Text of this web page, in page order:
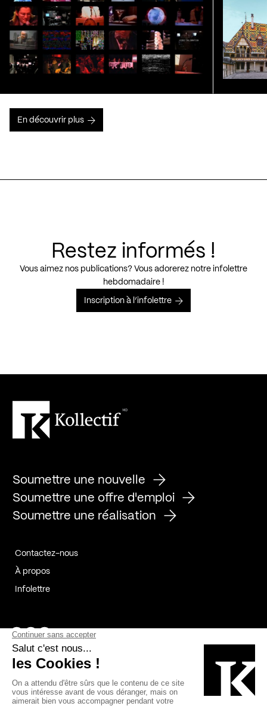
En découvrir plus
Restez informés !
Vous aimez nos publications? Vous adorerez notre infolettre
hebdomadaire !
Inscription à l’infolettre
Soumettre une nouvelle
Soumettre une offre d'emploi
Soumettre une réalisation
Contactez-nous
À propos
Infolettre
Page Facebook de Kollectif
Page Instagram de Kollectif
Page Linkedin de Kollectif